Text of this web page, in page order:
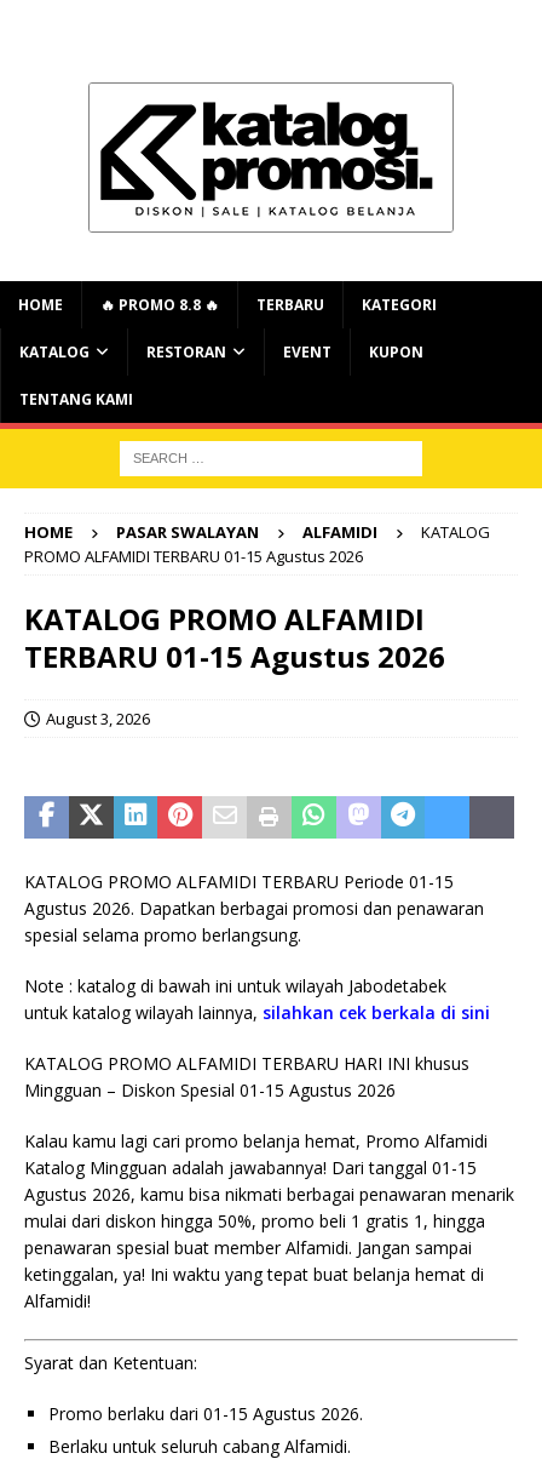
HOME 🔥 PROMO 8.8 🔥 TERBARU KATEGORI
KATALOG RESTORAN EVENT KUPON
TENTANG KAMI
HOME PASAR SWALAYAN ALFAMIDI
KATALOG
PROMO ALFAMIDI TERBARU 01-15 Agustus 2026
KATALOG PROMO ALFAMIDI
TERBARU 01-15 Agustus 2026
August 3, 2026
KATALOG PROMO ALFAMIDI TERBARU Periode 01-15
Agustus 2026. Dapatkan berbagai promosi dan penawaran
spesial selama promo berlangsung.
Note : katalog di bawah ini untuk wilayah Jabodetabek
untuk katalog wilayah lainnya, silahkan cek berkala di sini
KATALOG PROMO ALFAMIDI TERBARU HARI INI khusus
Mingguan – Diskon Spesial 01-15 Agustus 2026
Kalau kamu lagi cari promo belanja hemat, Promo Alfamidi
Katalog Mingguan adalah jawabannya! Dari tanggal 01-15
Agustus 2026, kamu bisa nikmati berbagai penawaran menarik
mulai dari diskon hingga 50%, promo beli 1 gratis 1, hingga
penawaran spesial buat member Alfamidi. Jangan sampai
ketinggalan, ya! Ini waktu yang tepat buat belanja hemat di
Alfamidi!
Syarat dan Ketentuan:
Promo berlaku dari 01-15 Agustus 2026.
Berlaku untuk seluruh cabang Alfamidi.